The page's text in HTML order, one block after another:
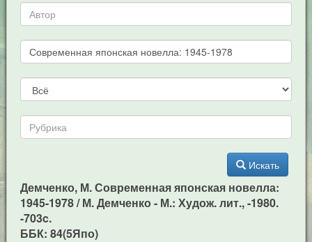
Искать
Демченко, М. Современная японская новелла:
1945-1978 / М. Демченко - М.: Худож. лит., -1980.
-703c.
ББК: 84(5Япо)